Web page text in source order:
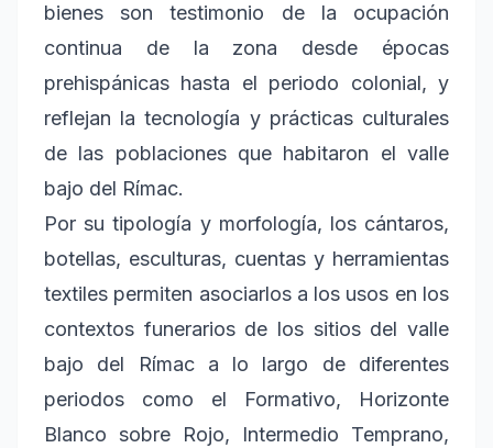
bienes son testimonio de la ocupación
continua de la zona desde épocas
prehispánicas hasta el periodo colonial, y
reflejan la tecnología y prácticas culturales
de las poblaciones que habitaron el valle
bajo del Rímac.
Por su tipología y morfología, los cántaros,
botellas, esculturas, cuentas y herramientas
textiles permiten asociarlos a los usos en los
contextos funerarios de los sitios del valle
bajo del Rímac a lo largo de diferentes
periodos como el Formativo, Horizonte
Blanco sobre Rojo, Intermedio Temprano,